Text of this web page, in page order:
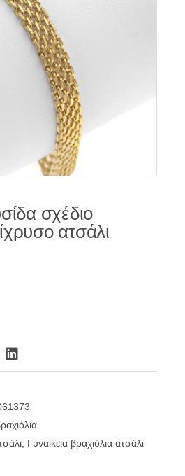
σχέδιο
ατσάλι
LinkedIn
Γυναικεία βραχιόλια ατσάλι